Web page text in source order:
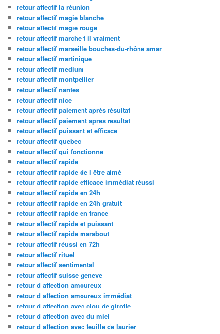
retour affectif la réunion
retour affectif magie blanche
retour affectif magie rouge
retour affectif marche t il vraiment
retour affectif marseille bouches-du-rhône amar
retour affectif martinique
retour affectif medium
retour affectif montpellier
retour affectif nantes
retour affectif nice
retour affectif paiement après résultat
retour affectif paiement apres resultat
retour affectif puissant et efficace
retour affectif quebec
retour affectif qui fonctionne
retour affectif rapide
retour affectif rapide de l être aimé
retour affectif rapide efficace immédiat réussi
retour affectif rapide en 24h
retour affectif rapide en 24h gratuit
retour affectif rapide en france
retour affectif rapide et puissant
retour affectif rapide marabout
retour affectif réussi en 72h
retour affectif rituel
retour affectif sentimental
retour affectif suisse geneve
retour d affection amoureux
retour d affection amoureux immédiat
retour d affection avec clou de girofle
retour d affection avec du miel
retour d affection avec feuille de laurier